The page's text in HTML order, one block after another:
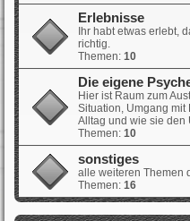
Erlebnisse
Ihr habt etwas erlebt,
richtig.
Themen: 10
Die eigene
Hier ist Raum zum
Situation, Umgang mit
Alltag und wie sie den
Themen: 10
sonstiges
alle weiteren Themen
Themen: 16